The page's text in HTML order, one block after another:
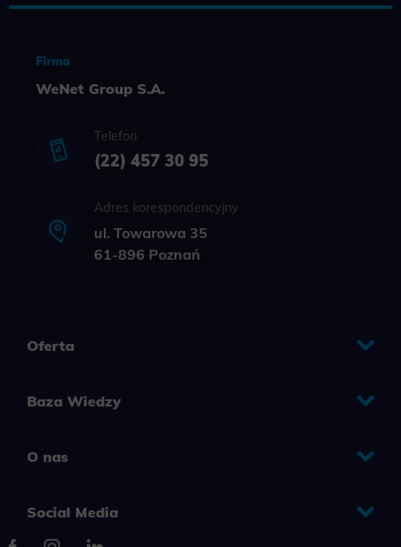
Firma
WeNet Group S.A.
Telefon
(22) 457 30 95
Adres korespondencyjny
ul. Towarowa 35
61-896 Poznań
Oferta
Baza Wiedzy
O nas
Social Media